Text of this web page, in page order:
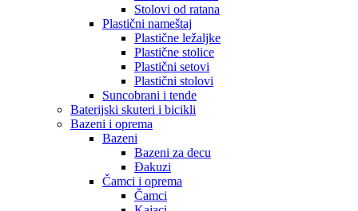
Stolovi od ratana
Plastični nameštaj
Plastične ležaljke
Plastične stolice
Plastični setovi
Plastični stolovi
Suncobrani i tende
Baterijski skuteri i bicikli
Bazeni i oprema
Bazeni
Bazeni za decu
Đakuzi
Čamci i oprema
Čamci